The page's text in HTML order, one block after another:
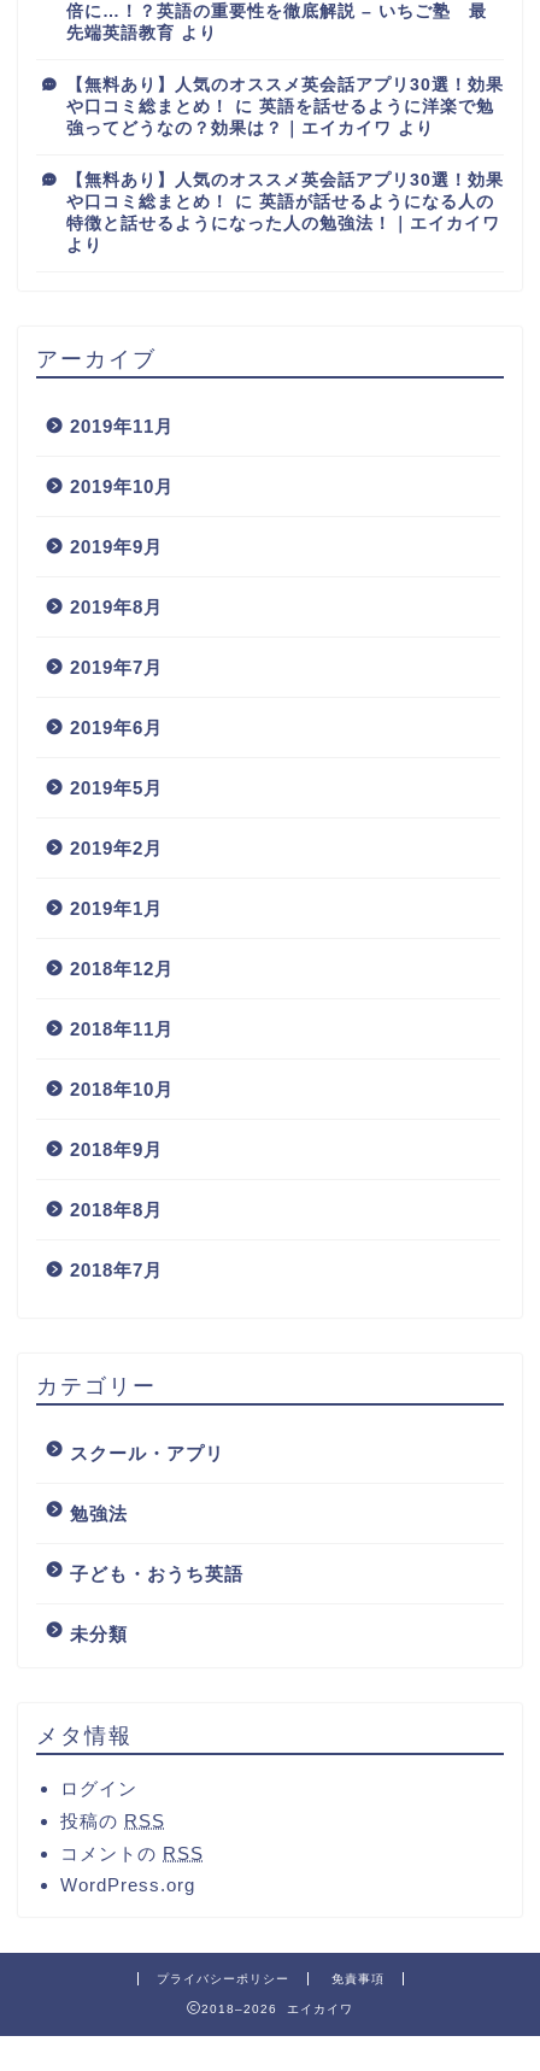
倍に…！？英語の重要性を徹底解説 – いちご塾 最
先端英語教育 より
【無料あり】人気のオススメ英会話アプリ30選！効果
や口コミ総まとめ！
に 英語を話せるように洋楽で勉
強ってどうなの？効果は？｜エイカイワ より
【無料あり】人気のオススメ英会話アプリ30選！効果
や口コミ総まとめ！
に 英語が話せるようになる人の
特徴と話せるようになった人の勉強法！｜エイカイワ
より
アーカイブ
2019年11月
2019年10月
2019年9月
2019年8月
2019年7月
2019年6月
2019年5月
2019年2月
2019年1月
2018年12月
2018年11月
2018年10月
2018年9月
2018年8月
2018年7月
カテゴリー
スクール・アプリ
勉強法
子ども・おうち英語
未分類
メタ情報
ログイン
投稿の RSS
コメントの RSS
WordPress.org
プライバシーポリシー 免責事項
2018–2026 エイカイワ